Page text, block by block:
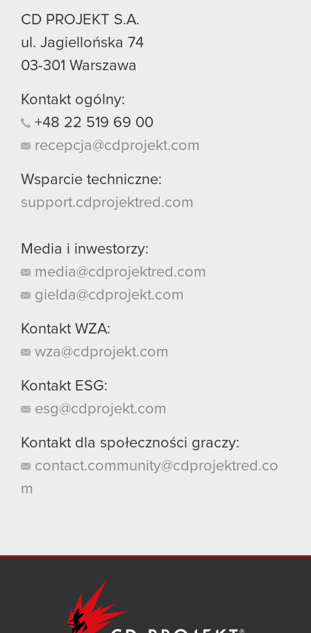
CD PROJEKT S.A.
ul. Jagiellońska 74
03-301 Warszawa
Kontakt ogólny:
+48 22 519 69 00
recepcja@cdprojekt.com
Wsparcie techniczne:
support.cdprojektred.com
Media i inwestorzy:
media@cdprojektred.com
gielda@cdprojekt.com
Kontakt WZA:
wza@cdprojekt.com
Kontakt ESG:
esg@cdprojekt.com
Kontakt dla społeczności graczy:
contact.community@cdprojektred.co
m